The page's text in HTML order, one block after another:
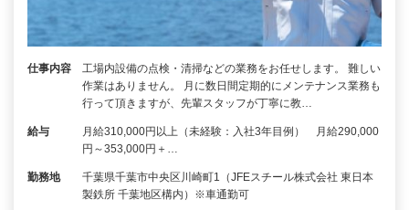
仕事内容
工場内設備の点検・清掃などの業務をお任せします。 難しい
作業はありません。 月に数日間定期的にメンテナンス業務も
行って頂きますが、先輩スタッフが丁寧に教…
給与
月給310,000円以上（未経験：入社3年目例） 月給290,000
円～353,000円＋…
勤務地
千葉県千葉市中央区川崎町1（JFEスチール株式会社 東日本
製鉄所 千葉地区構内）※車通勤可